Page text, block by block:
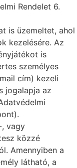
Rendelet 6.
is üzemeltet, ahol
kezelésére. Az
is
személyes
cím) kezeli
jogalapja az
vagy
közzé
Amennyiben a
látható, a